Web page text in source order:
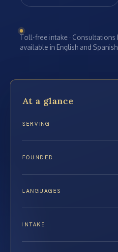
Toll-free intake · Consultations
available in English and Spanish
At a glance
SERVING
FOUNDED
LANGUAGES
INTAKE